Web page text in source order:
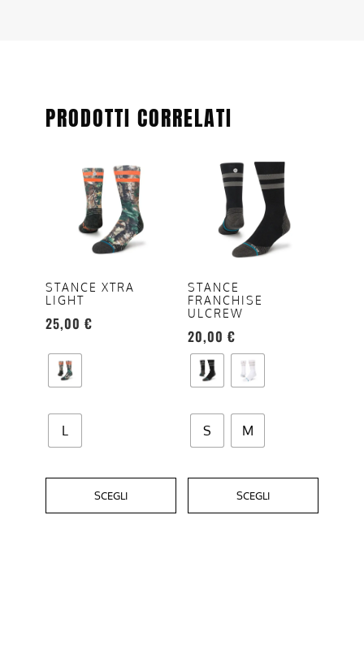
PRODOTTI CORRELATI
STANCE XTRA
LIGHT
25,00 €
L
SCEGLI
prodotto
varianti.
opzioni
possono
essere
nella
pagina
prodotto
STANCE
FRANCHISE
ULCREW
20,00 €
S M
SCEGLI
prodotto
varianti.
opzioni
possono
essere
scelte
nella
pagina
prodotto